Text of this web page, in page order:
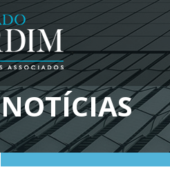
NOTÍCIAS